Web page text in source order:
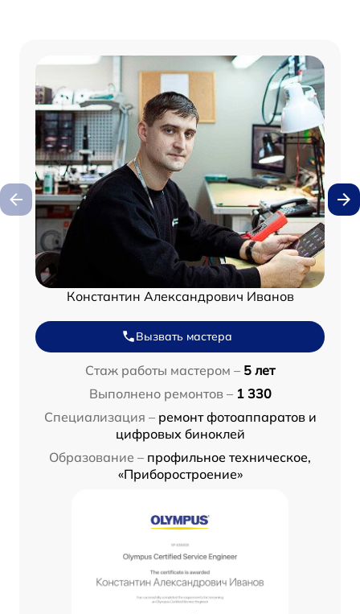
Константин Александрович Иванов
Вызвать мастера
Стаж работы мастером – 5 лет
Выполнено ремонтов – 1 330
Специализация – ремонт фотоаппаратов и
цифровых биноклей
Образование – профильное техническое,
«Приборостроение»